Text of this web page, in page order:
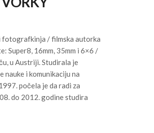
fotografkinja / filmska autorka
Super8, 16mm, 35mm i 6×6 /
u Austriji. Studirala je
nauke i komunikaciju na
počela je da radi za
do 2012. godine studira